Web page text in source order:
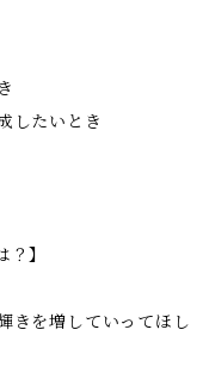
したいとき
】
きを増していってほし